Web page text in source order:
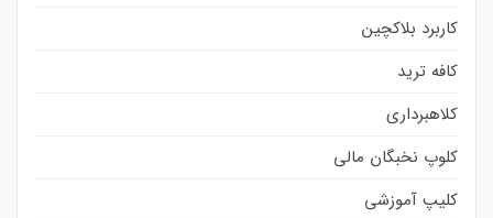
کاربرد بلاکچین
کافه ترید
کلاهبرداری
کلوپ نخبگان مالی
کلیپ آموزشی